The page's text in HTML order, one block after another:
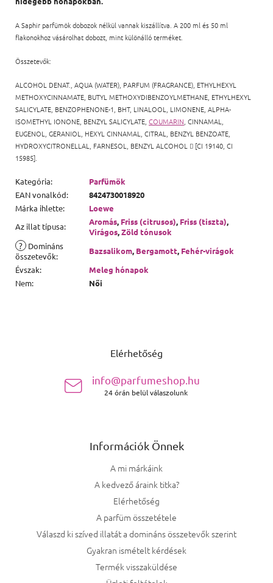
A Saphir parfümök dobozok nélkül vannak kiszállítva. A 200 ml és 50 ml
flakonokhoz vásárolhat dobozt, mint különálló terméket.
Összetevők:
ALCOHOL DENAT., AQUA (WATER), PARFUM (FRAGRANCE), ETHYLHEXYL
METHOXYCINNAMATE, BUTYL METHOXYDIBENZOYLMETHANE, ETHYLHEXYL
SALICYLATE, BENZOPHENONE-1, BHT, LINALOOL, LIMONENE, ALPHA-
ISOMETHYL IONONE, BENZYL SALICYLATE, COUMARIN , CINNAMAL,
EUGENOL, GERANIOL, HEXYL CINNAMAL, CITRAL, BENZYL BENZOATE,
HYDROXYCITRONELLAL, FARNESOL, BENZYL ALCOHOL  [CI 19140, CI
15985].
Kategória:
Parfümök
EAN vonalkód:
8424730018920
Márka ihlette:
Loewe
Az illat típusa: Aromás, Friss (citrusos), Friss (tiszta),
Virágos,Zöld tónusok
? Domináns
összetevők:
Bazsalikom, Bergamott, Fehér-virágok
Évszak:
Meleg hónapok
Nem: Női
Elérhetőség
info@parfumeshop.hu
24 órán belül válaszolunk
Információk Önnek
A mi márkáink
A kedvező áraink titka?
Elérhetőség
A parfüm összetétele
Válaszd ki szíved illatát a domináns összetevők szerint
Gyakran ismételt kérdések
Termék visszaküldése